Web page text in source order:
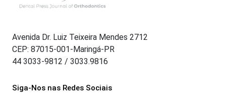
Avenida Dr. Luiz Teixeira Mendes 2712
CEP: 87015-001-Maringá-PR
44 3033-9812 / 3033.9816
Siga-Nos nas Redes Sociais